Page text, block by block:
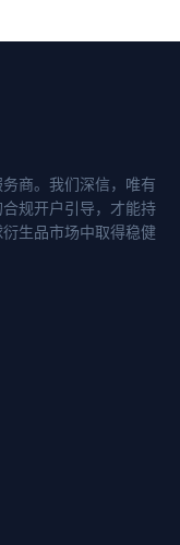
商。我们深信，唯有
规开户引导，才能持
生品市场中取得稳健